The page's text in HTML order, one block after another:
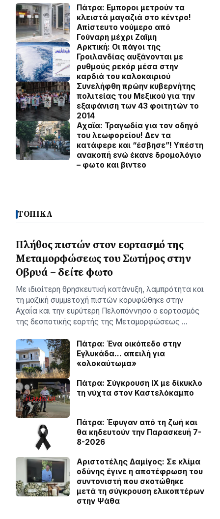
Πάτρα: Εμποροι μετρούν τα
κλειστά μαγαζιά στο κέντρο!
Απίστευτο νούμερο από
Γούναρη μέχρι Ζαϊμη
Αρκτική: Οι πάγοι της
Γροιλανδίας αυξάνονται με
ρυθμούς ρεκόρ μέσα στην
καρδιά του καλοκαιριού
Συνελήφθη πρώην κυβερνήτης
πολιτείας του Μεξικού για την
εξαφάνιση των 43 φοιτητών το
2014
Αχαϊα: Τραγωδία για τον οδηγό
του λεωφορείου! Δεν τα
κατάφερε και “έσβησε”! Υπέστη
ανακοπή ενώ έκανε δρομολόγιο
– φωτο και βιντεο
ΤΟΠΙΚΑ
Πλήθος πιστών στον εορτασμό της
Μεταμορφώσεως του Σωτήρος στην
Οβρυά – δείτε φωτο
Με ιδιαίτερη θρησκευτική κατάνυξη, λαμπρότητα και
τη μαζική συμμετοχή πιστών κορυφώθηκε στην
Αχαΐα και την ευρύτερη Πελοπόννησο ο εορτασμός
της δεσποτικής εορτής της Μεταμορφώσεως …
Πάτρα: Ένα οικόπεδο στην
Εγλυκάδα… απειλή για
«ολοκαύτωμα»
Πάτρα: Σύγκρουση ΙΧ με δίκυκλο
τη νύχτα στον Καστελόκαμπο
Πάτρα: Έφυγαν από τη ζωή και
θα κηδευτούν την Παρασκευή 7-
8-2026
Αριστοτέλης Δαμίγος: Σε κλίμα
οδύνης έγινε η αποτέφρωση του
συντονιστή που σκοτώθηκε
μετά τη σύγκρουση ελικοπτέρων
στην Ψάθα